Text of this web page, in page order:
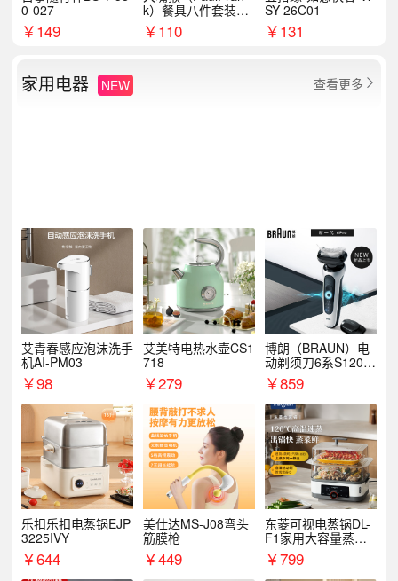
0-027
￥149
k）餐具八件套装HC
T6007
￥110
SY-26C01
￥131
家用电器 NEW 查看更多 
艾青春感应泡沫洗手
机AI-PM03
￥98
艾美特电热水壶CS1
718
￥279
博朗（BRAUN）电
动剃须刀6系S1200
S￥859
乐扣乐扣电蒸锅EJP
3225IVY
￥644
美仕达MS-J08弯头
筋膜枪
￥449
东菱可视电蒸锅DL-
F1家用大容量蒸炖
锅
￥799